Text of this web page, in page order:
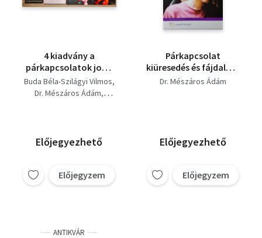
4 kiadvány a
párkapcsolatok jobb
megértéséért:
Párválasztás, Békében
Buda Béla-Szilágyi Vilmos
Dr. Mészáros Ádám
Előjegyezhető
Előjegyzem
Párkapcsolat
kiüresedés és fájdalom
nélkül
Dr. Mészáros Ádám
Előjegyezhető
Előjegyzem
ANTIKVÁR